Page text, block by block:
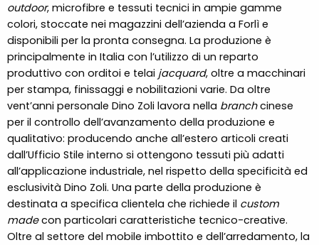
outdoor, microfibre e tessuti tecnici in ampie gamme
colori, stoccate nei magazzini dell’azienda a Forlì e
disponibili per la pronta consegna. La produzione è
principalmente in Italia con l’utilizzo di un reparto
produttivo con orditoi e telai jacquard, oltre a macchinari
per stampa, finissaggi e nobilitazioni varie. Da oltre
vent’anni personale Dino Zoli lavora nella branchcinese
per il controllo dell’avanzamento della produzione e
qualitativo: producendo anche all’estero articoli creati
dall’Ufficio Stile interno si ottengono tessuti più adatti
all’applicazione industriale, nel rispetto della specificità ed
esclusività Dino Zoli. Una parte della produzione è
destinata a specifica clientela che richiede il custom
madecon particolari caratteristiche tecnico-creative.
Oltre al settore del mobile imbottito e dell’arredamento, la